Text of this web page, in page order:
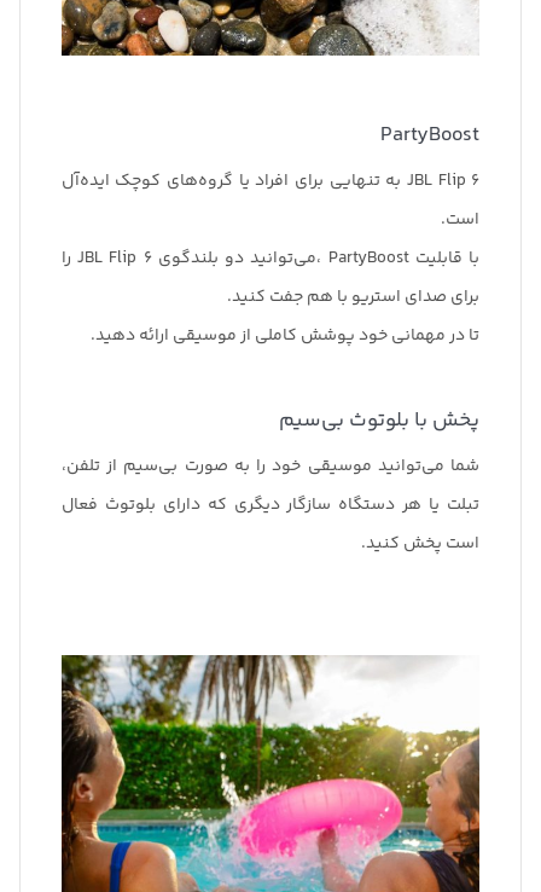
PartyBoost
JBL Flip 6 به تنهایی برای افراد یا گروه‌های کوچک ایده‌آل
است.
با قابلیت PartyBoost ،می‌توانید دو بلندگوی JBL Flip 6 را
برای صدای استریو با هم جفت کنید.
تا در مهمانی خود پوشش کاملی از موسیقی ارائه دهید.
پخش با بلوتوث بی‌سیم
شما می‌توانید موسیقی خود را به صورت بی‌سیم از تلفن،
تبلت یا هر دستگاه سازگار دیگری که دارای بلوتوث فعال
است پخش کنید.